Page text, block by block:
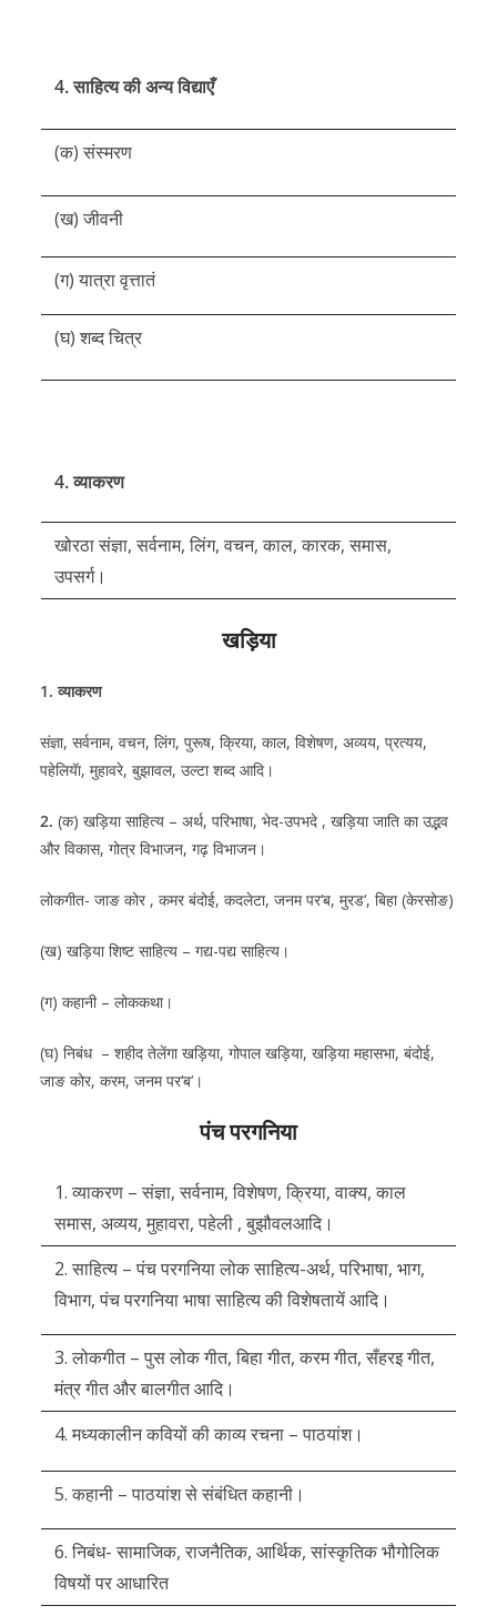
4. साहित्य की अन्य विद्याएँ
(क) संस्मरण
(ख) जीवनी
(ग) यात्रा वृत्तातं
(घ) शब्द चित्र
4. व्याकरण
खोरठा संज्ञा, सर्वनाम, लिंग, वचन, काल, कारक, समास,
उपसर्ग।
खड़िया
1. व्याकरण
संज्ञा, सर्वनाम, वचन, लिंग, पुरूष, क्रिया, काल, विशेषण, अव्यय, प्रत्यय,
पहेलियॅा, मुहावरे, बुझावल, उल्टा शब्द आदि।
2. (क) खड़िया साहित्य – अर्थ, परिभाषा, भेद-उपभदे , खड़िया जाति का उद्भव
और विकास, गोत्र विभाजन, गढ़ विभाजन।
लोकगीत- जाङ कोर , कमर बंदोई, कदलेटा, जनम पर‘ब, मुरड‘, बिहा (केरसोङ)
(ख) खड़िया शिष्ट साहित्य – गद्य-पद्य साहित्य।
(ग) कहानी – लोककथा।
(घ) निबंध – शहीद तेलेंगा खड़िया, गोपाल खड़िया, खड़िया महासभा, बंदोई,
जाङ कोर, करम, जनम पर‘ब‘।
पंच परगनिया
1. व्याकरण – संज्ञा, सर्वनाम, विशेषण, क्रिया, वाक्य, काल
समास, अव्यय, मुहावरा, पहेली , बुझौवलआदि।
2. साहित्य – पंच परगनिया लोक साहित्य-अर्थ, परिभाषा, भाग,
विभाग, पंच परगनिया भाषा साहित्य की विशेषतायें आदि।
3. लोकगीत – पुस लोक गीत, बिहा गीत, करम गीत, सँहरइ गीत,
मंत्र गीत और बालगीत आदि।
4. मध्यकालीन कवियों की काव्य रचना – पाठयांश।
5. कहानी – पाठयांश से संबंधित कहानी।
6. निबंध- सामाजिक, राजनैतिक, आर्थिक, सांस्कृतिक भौगोलिक
विषयों पर आधारित